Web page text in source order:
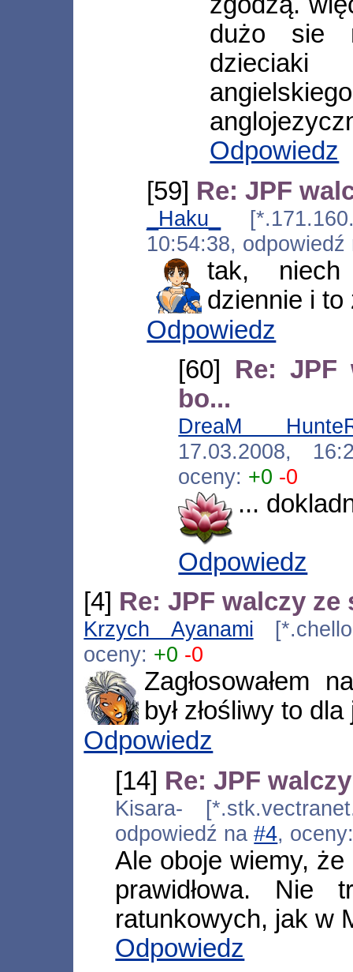
dużo sie
Odpowiedz
[59] Re: JPF
_Haku_
10:54:38,
tak,
dziennie i to
Odpowiedz
[60] Re: JPF
bo...
DreaM
17.03.2008,
oceny: +0 -0
...
Odpowiedz
[4] Re: JPF walczy
Krzych Ayanami
oceny: +0 -0
Zagłosowałem
był złośliwy to
Odpowiedz
[14] Re: JPF
Kisara-
odpowiedź na#4,
Ale oboje wiemy,
prawidłowa. Nie
ratunkowych, jak w
Odpowiedz